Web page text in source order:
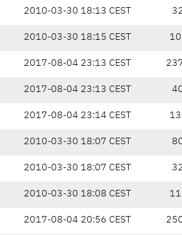
2010-03-30 18:13 CEST
2010-03-30 18:15 CEST
2017-08-04 23:13 CEST
2017-08-04 23:13 CEST
2017-08-04 23:14 CEST
2010-03-30 18:07 CEST
2010-03-30 18:07 CEST
2010-03-30 18:08 CEST
2017-08-04 20:56 CEST